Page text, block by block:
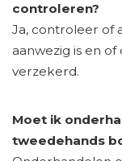
controleren?
Ja, controleer of
aanwezig is en
verzekerd.
Moet ik
tweedehands